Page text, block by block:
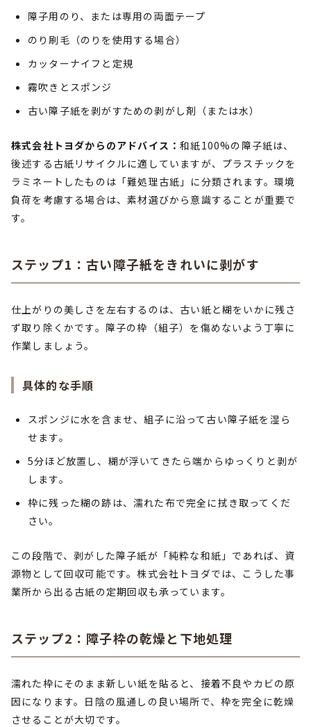
障子用のり、または専用の両面テープ
のり刷毛（のりを使用する場合）
カッターナイフと定規
霧吹きとスポンジ
古い障子紙を剥がすための剥がし剤（または水）
株式会社トヨダからのアドバイス：和紙100%の障子紙は、
後述する古紙リサイクルに適していますが、プラスチックを
ラミネートしたものは「難処理古紙」に分類されます。環境
負荷を考慮する場合は、素材選びから意識することが重要で
す。
ステップ1：古い障子紙をきれいに剥がす
仕上がりの美しさを左右するのは、古い紙と糊をいかに残さ
ず取り除くかです。障子の枠（組子）を傷めないよう丁寧に
作業しましょう。
具体的な手順
スポンジに水を含ませ、組子に沿って古い障子紙を湿ら
せます。
5分ほど放置し、糊が浮いてきたら端からゆっくりと剥が
します。
枠に残った糊の跡は、濡れた布で完全に拭き取ってくだ
さい。
この段階で、剥がした障子紙が「純粋な和紙」であれば、資
源物として回収可能です。株式会社トヨダでは、こうした事
業所から出る古紙の定期回収も承っています。
ステップ2：障子枠の乾燥と下地処理
濡れた枠にそのまま新しい紙を貼ると、接着不良やカビの原
因になります。日陰の風通しの良い場所で、枠を完全に乾燥
させることが大切です。